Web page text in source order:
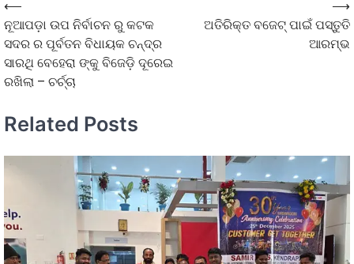
⟵
ନୂଆପଡ଼ା ଉପ ନିର୍ବାଚନ ରୁ କଟକ
ସଦର ର ପୂର୍ବତନ ବିଧାୟକ ଚନ୍ଦ୍ର
ସାରଥି ବେହେରା ଙ୍କୁ ବିଜେଡ଼ି ଦୂରେଇ
ରଖିଲା – ଚର୍ଚ୍ଚା
ଅତିରିକ୍ତ ବଜେଟ୍ ପାଇଁ ପସ୍ତୁତି
ଆରମ୍ଭ
⟶
Related Posts